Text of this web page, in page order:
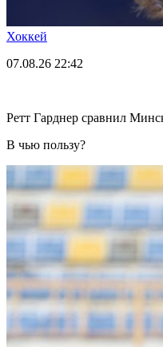
Хоккей
07.08.26 22:42
Ретт Гарднер сравнил
В чью пользу?